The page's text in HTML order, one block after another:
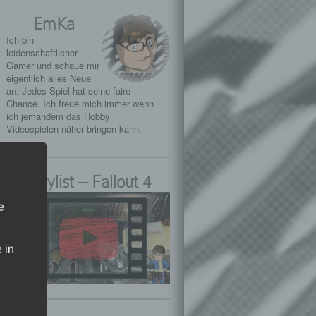
EmKa
Ich bin
leidenschaftlicher
Gamer und schaue mir
eigentlich alles Neue
an. Jedes Spiel hat seine faire
Chance. Ich freue mich immer wenn
ich jemandem das Hobby
Videospielen näher bringen kann.
Playlist – Fallout 4
in